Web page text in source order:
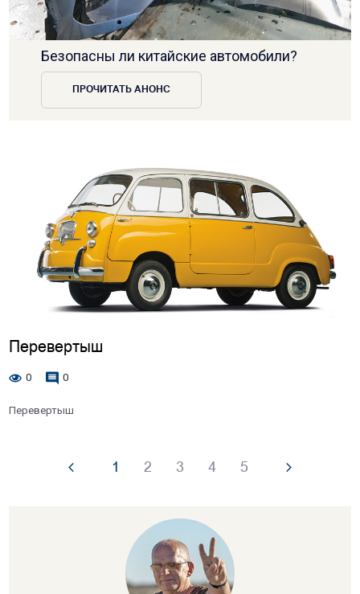
Безопасны ли китайские автомобили?
ПРОЧИТАТЬ АНОНС
Перевертыш
0 0
Перевертыш
1 2 3 4 5